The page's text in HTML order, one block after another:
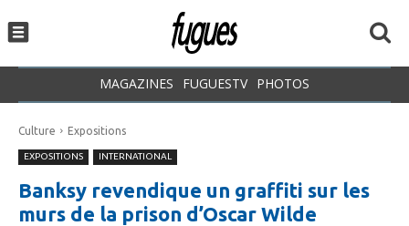
MAGAZINES FUGUESTV PHOTOS
Culture Expositions
EXPOSITIONS INTERNATIONAL
Banksy revendique un graffiti sur les
murs de la prison d’Oscar Wilde